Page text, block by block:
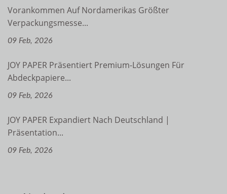
Vorankommen Auf Nordamerikas Größter
Verpackungsmesse...
09 Feb, 2026
JOY PAPER Präsentiert Premium-Lösungen Für
Abdeckpapiere...
09 Feb, 2026
JOY PAPER Expandiert Nach Deutschland |
Präsentation...
09 Feb, 2026